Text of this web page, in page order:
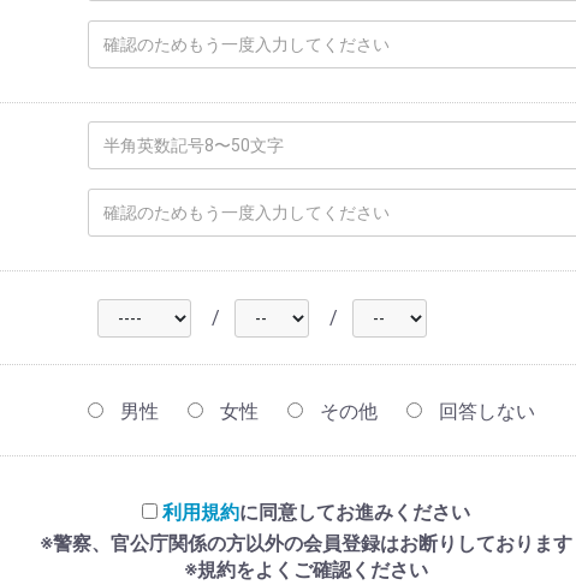
/ /
男性 女性 その他 回答しない
利用規約に同意してお進みください
※警察、官公庁関係の方以外の会員登録はお断りしております
※規約をよくご確認ください